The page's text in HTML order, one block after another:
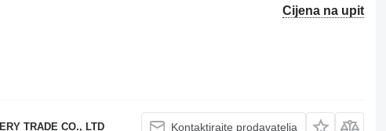
Cijena na upit
TRADE CO., LTD Kontaktirajte prodavatelja